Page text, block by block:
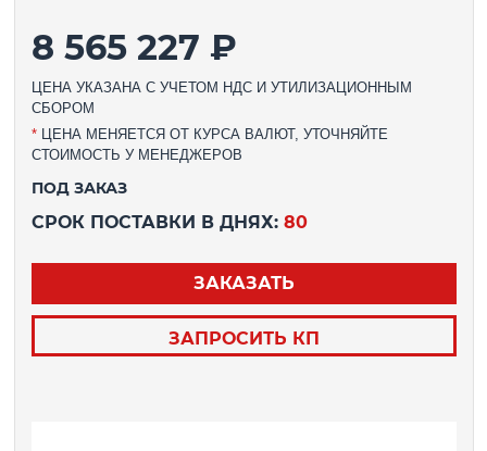
8 565 227 ₽
ЦЕНА УКАЗАНА С УЧЕТОМ НДС И УТИЛИЗАЦИОННЫМ
СБОРОМ
*ЦЕНА МЕНЯЕТСЯ ОТ КУРСА ВАЛЮТ, УТОЧНЯЙТЕ
СТОИМОСТЬ У МЕНЕДЖЕРОВ
ПОД ЗАКАЗ
СРОК ПОСТАВКИ В ДНЯХ: 80
ЗАКАЗАТЬ
ЗАПРОСИТЬ КП